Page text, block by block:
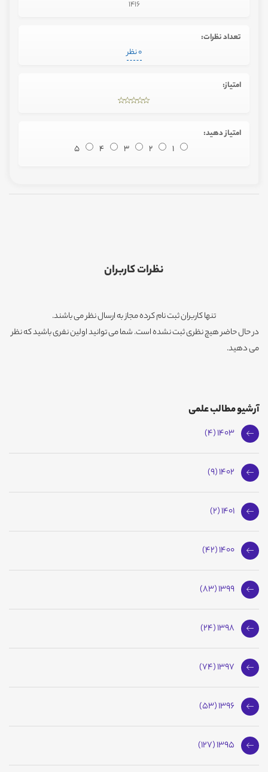
1416
تعداد نظرات:
0 نظر
امتیاز:
امتیاز دهید:
1
2
3
4
5
نظرات کاربران
تنها کاربران ثبت نام کرده مجاز به ارسال نظر می باشند.
در حال حاضر هیچ نظری ثبت نشده است. شما می توانید اولین نفری باشید که نظر
می دهید.
آرشیو مطالب علمی
1403 (4)
1402 (9)
1401 (2)
1400 (42)
1399 (83)
1398 (24)
1397 (74)
1396 (53)
1395 (127)